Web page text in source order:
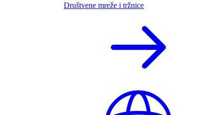
Društvene mreže i tržnice